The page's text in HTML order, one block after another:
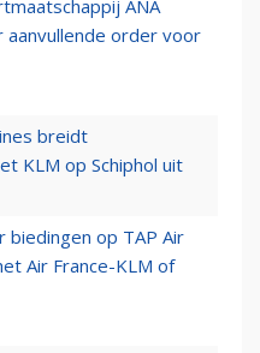
ANA
order voor
breidt
KLM op Schiphol uit
biedingen op TAP Air
Air France-KLM of